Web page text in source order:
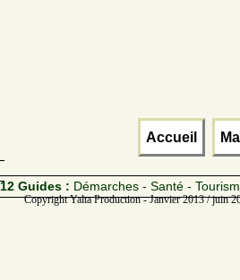
Accueil
12 Guides : Démarches - Santé -
Copyright Yalta Production - Janvier 2013 / juin